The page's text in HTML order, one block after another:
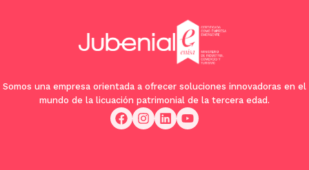
Somos una empresa orientada a ofrecer soluciones innovadoras en el
mundo de la licuación patrimonial de la tercera edad.